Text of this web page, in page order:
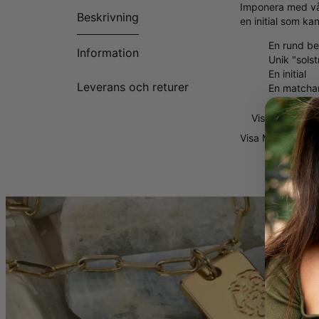
Beskrivning
Information
Leverans och returer
Imponera med
en initial som
En rund
Unik
En initial
En
Visa Mer
Varför Alla
Detta
mycket och
FLER VAL:
Detta halsband
Visa Mer Visa